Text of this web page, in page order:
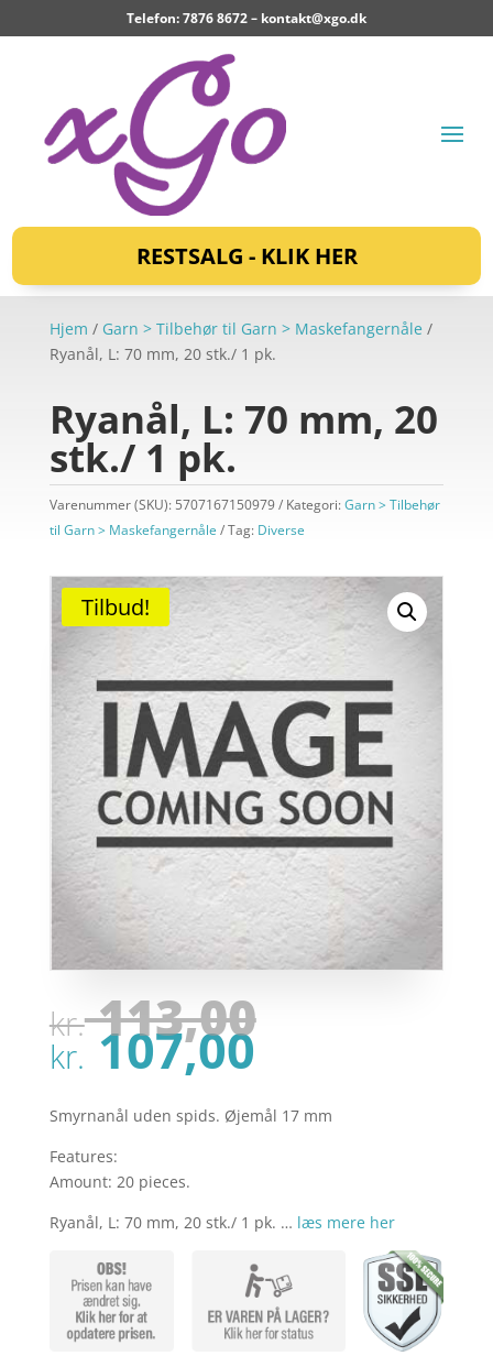
Telefon: 7876 8672 – kontakt@xgo.dk
RESTSALG - KLIK HER
Hjem / Garn > Tilbehør til Garn > Maskefangernåle /
Ryanål, L: 70 mm, 20 stk./ 1 pk.
Ryanål, L: 70 mm, 20
stk./ 1 pk.
Varenummer (SKU): 5707167150979 Kategori:Garn > Tilbehør
til Garn > Maskefangernåle
Tag: Diverse
Tilbud!
kr.113,00Den
var:
kr.
kr.107,00Den
pris
er:
Smyrnanål uden spids. Øjemål 17 mm
Features:
Amount: 20 pieces.
Ryanål, L: 70 mm, 20 stk./ 1 pk. … læs mere her